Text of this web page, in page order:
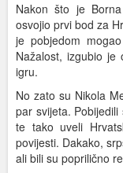
Nakon što je
osvojio prvi bod za
je pobjedom
Nažalost, izgubio
igru.
No zato su Nikola
par svijeta.
te tako uveli
povijesti. Dakako,
ali bili su poprilično